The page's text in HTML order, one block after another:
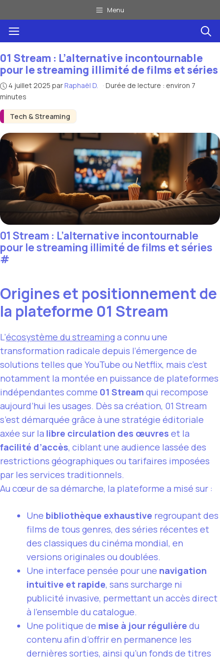
au
contenu
Menu
Menu
Tech & Streaming
01 Stream : L’alternative incontournable
pour le streaming illimité de films et séries
4 juillet 2025 par Raphaël D. · Durée de lecture : environ 7
minutes
01 Stream : L’alternative incontournable
pour le streaming illimité de films et séries
#
Origines et positionnement de
la plateforme 01 Stream
L’écosystème du streaminga connu une
transformation radicale depuis l’émergence de
solutions telles que YouTube ou Netflix, mais c’est
notamment la montée en puissance de plateformes
indépendantes comme 01 Stream qui recompose
aujourd’hui les usages. Dès sa création, 01 Stream
s’est démarquée grâce à une stratégie éditoriale
axée sur la libre circulation des œuvres et la
facilité d’accès, ciblant une audience lassée des
restrictions géographiques ou tarifaires imposées
par les services traditionnels.
Au cœur de sa démarche, la plateforme a misé sur :
Une bibliothèque exhaustive regroupant des
films de tous genres, des séries récentes et
des classiques du cinéma mondial, en
versions originales ou doublées.
Une interface pensée pour une navigation
intuitive et rapide, sans surcharge ni
publicité invasive, permettant un accès direct
à l’ensemble du catalogue.
Une politique de mise à jour régulière du
contenu afin d’offrir en permanence les
dernières sorties, ainsi qu’un fonds de titres